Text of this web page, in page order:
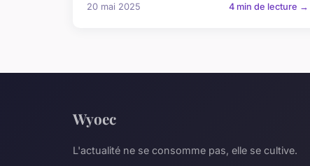
20 mai 2025 4 min de lecture →
Wyoec
L'actualité ne se consomme pas, elle se cultive.